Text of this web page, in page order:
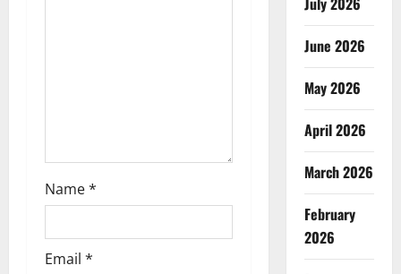
Name*
Email *
June 2026
May 2026
April 2026
March 2026
February
2026